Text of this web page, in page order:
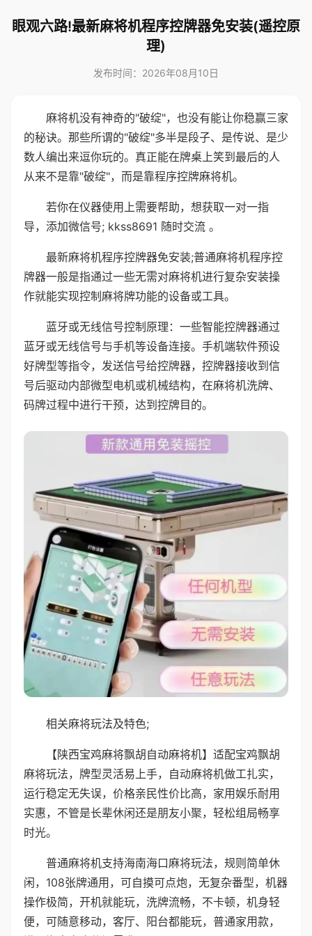
眼观六路!最新麻将机程序控牌器免安装(遥控原
理)
发布时间：2026年08月10日
麻将机没有神奇的"破绽"，也没有能让你稳赢三家
的秘诀。那些所谓的"破绽"多半是段子、是传说、是少
数人编出来逗你玩的。真正能在牌桌上笑到最后的人
从来不是靠"破绽"，而是靠程序控牌麻将机。
若你在仪器使用上需要帮助，想获取一对一指
导，添加微信号; kkss8691 随时交流 。
最新麻将机程序控牌器免安装;普通麻将机程序控
牌器一般是指通过一些无需对麻将机进行复杂安装操
作就能实现控制麻将牌功能的设备或工具。
蓝牙或无线信号控制原理：一些智能控牌器通过
蓝牙或无线信号与手机等设备连接。手机端软件预设
好牌型等指令，发送信号给控牌器，控牌器接收到信
号后驱动内部微型电机或机械结构，在麻将机洗牌、
码牌过程中进行干预，达到控牌目的。
相关麻将玩法及特色;
【陕西宝鸡麻将飘胡自动麻将机】适配宝鸡飘胡
麻将玩法，牌型灵活易上手，自动麻将机做工扎实，
运行稳定无失误，价格亲民性价比高，家用娱乐耐用
实惠，不管是长辈休闲还是朋友小聚，轻松组局畅享
时光。
普通麻将机支持海南海口麻将玩法，规则简单休
闲，108张牌通用，可自摸可点炮，无复杂番型，机器
操作极简，开机就能玩，洗牌流畅，不卡顿，机身轻
便，可随意移动，客厅、阳台都能玩，普通家用款，